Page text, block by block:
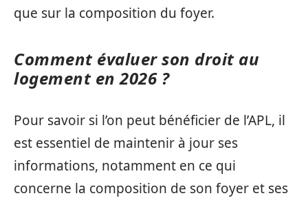
que sur la composition du foyer.
Comment évaluer son droit au
logement en 2026 ?
Pour savoir si l’on peut bénéficier de l’APL, il
est essentiel de maintenir à jour ses
informations, notamment en ce qui
concerne la composition de son foyer et ses